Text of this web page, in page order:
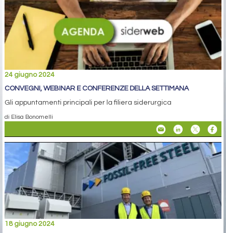
24 giugno 2024
CONVEGNI, WEBINAR E CONFERENZE DELLA SETTIMANA
Gli appuntamenti principali per la filiera siderurgica
di Elisa Bonomelli
18 giugno 2024